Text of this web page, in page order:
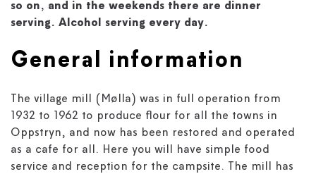
so on, and in the weekends there are dinner
serving. Alcohol serving every day.
General information
The village mill (Mølla) was in full operation from
1932 to 1962 to produce flour for all the towns in
Oppstryn, and now has been restored and operated
as a cafe for all. Here you will have simple food
service and reception for the campsite. The mill has